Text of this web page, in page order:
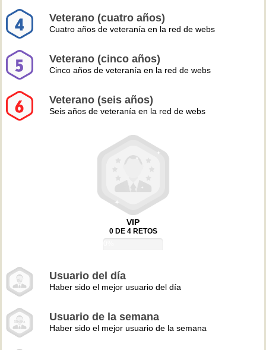
Veterano (cuatro años)
Cuatro años de veteranía en la red de webs
Veterano (cinco años)
Cinco años de veteranía en la red de webs
Veterano (seis años)
Seis años de veteranía en la red de webs
VIP
0 DE 4 RETOS
Usuario del día
Haber sido el mejor usuario del día
Usuario de la semana
Haber sido el mejor usuario de la semana